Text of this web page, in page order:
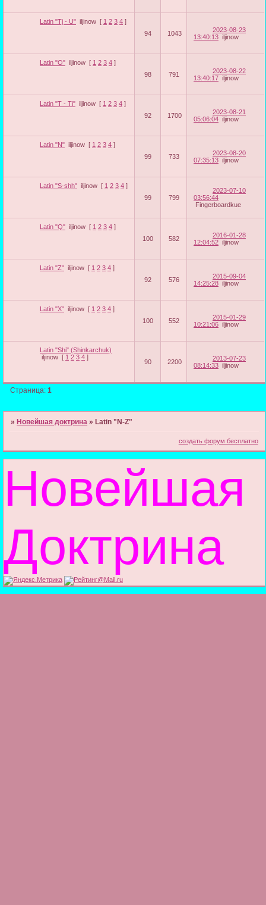
Latin "Tj - U" iljinow [ 1 2 3 4 ]
94
1043
2023-08-23
13:40:13 iljinow
Latin "O" iljinow [ 1 2 3 4 ]
98
791
2023-08-22
13:40:17 iljinow
Latin "T - Ti" iljinow [ 1 2 3 4 ]
92
1700
2023-08-21
05:06:04 iljinow
Latin "N" iljinow [ 1 2 3 4 ]
99
733
2023-08-20
07:35:13 iljinow
Latin "S-shh" iljinow [ 1 2 3 4 ]
99
799
2023-07-10
03:56:44
Fingerboardkue
Latin "Q" iljinow [ 1 2 3 4 ]
100
582
2016-01-28
12:04:52 iljinow
Latin "Z" iljinow [ 1 2 3 4 ]
92
576
2015-09-04
14:25:28 iljinow
Latin "X" iljinow [ 1 2 3 4 ]
100
552
2015-01-29
10:21:06 iljinow
Latin "Shi" (Shinkarchuk)
iljinow [ 1 2 3 4 ]
90 2200
2013-07-23
08:14:33 iljinow
Страница:1
» Новейшая доктрина » Latin "N-Z"
создать форум бесплатно
Новейшая
Доктрина